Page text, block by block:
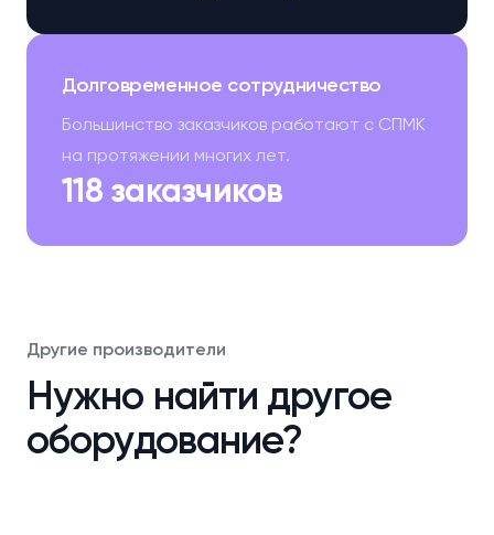
118 заказчиков
Долговременное сотрудничество
Большинство заказчиков работают с СПМК
на протяжении многих лет.
Другие производители
Нужно найти другое
оборудование?